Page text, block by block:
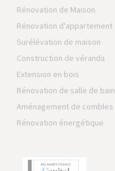
Rénovation de Maison
Rénovation d'appartement
Surélévation de maison
Construction de véranda
Extension en bois
Rénovation de salle de bain
Aménagement de combles
Rénovation énergétique